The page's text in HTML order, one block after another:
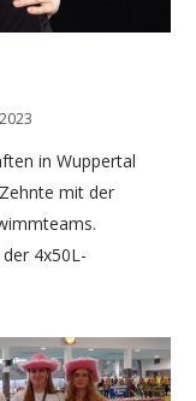
in Wuppertal
mit der
4x50L-